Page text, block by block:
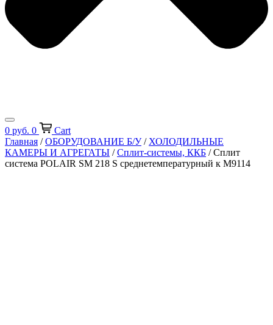
0 руб. 0
Cart
Главная /ОБОРУДОВАНИЕ Б/У/ ХОЛОДИЛЬНЫЕ
КАМЕРЫ И АГРЕГАТЫ /Сплит-системы, ККБ / Сплит
система POLAIR SM 218 S среднетемпературный к М9114